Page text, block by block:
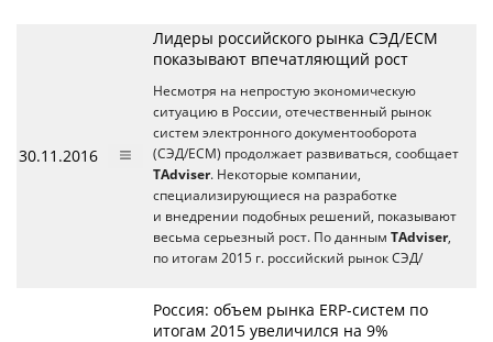
30.11.2016
Лидеры российского рынка СЭД/ECM
показывают впечатляющий рост
Несмотря на непростую экономическую
ситуацию в России, отечественный рынок
систем электронного документооборота
(СЭД/ECM) продолжает развиваться, сообщает
TAdviser. Некоторые компании,
специализирующиеся на разработке
и внедрении подобных решений, показывают
весьма серьезный рост. По данным TAdviser,
по итогам 2015 г. российский рынок СЭД/
Россия: объем рынка ERP-систем по
итогам 2015 увеличился на 9%